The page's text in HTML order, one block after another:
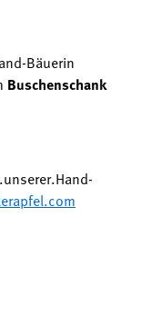
Bäuerin
Buschenschank